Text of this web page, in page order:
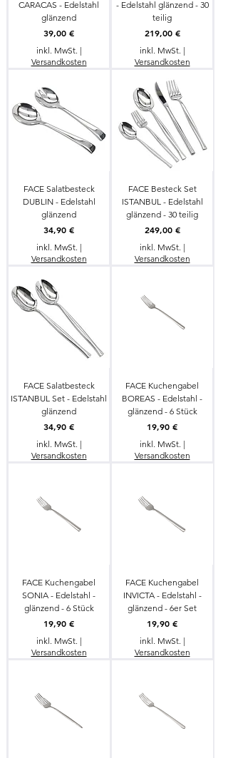
CARACAS - Edelstahl
glänzend
Preis
39,00 €
inkl. MwSt. |
Versandkosten
- Edelstahl glänzend - 30
teilig
Preis
219,00 €
inkl. MwSt. |
Versandkosten
FACE Salatbesteck
DUBLIN - Edelstahl
glänzend
Preis
34,90 €
inkl. MwSt. |
Versandkosten
FACE Besteck Set
ISTANBUL - Edelstahl
glänzend - 30 teilig
Preis
249,00 €
inkl. MwSt. |
Versandkosten
FACE Salatbesteck
ISTANBUL Set - Edelstahl
glänzend
Preis
34,90 €
inkl. MwSt. |
Versandkosten
FACE Kuchengabel
BOREAS - Edelstahl -
glänzend - 6 Stück
Preis
19,90 €
inkl. MwSt. |
Versandkosten
FACE Kuchengabel
SONIA - Edelstahl -
glänzend - 6 Stück
Preis
19,90 €
inkl. MwSt. |
Versandkosten
FACE Kuchengabel
INVICTA - Edelstahl -
glänzend - 6er Set
Preis
19,90 €
inkl. MwSt. |
Versandkosten